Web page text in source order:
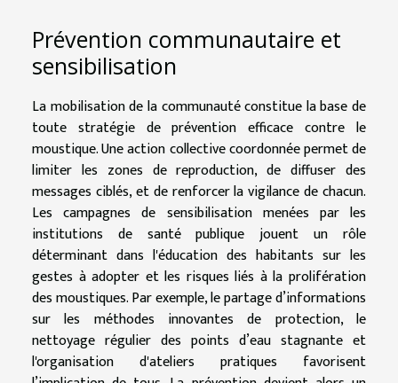
Prévention communautaire et
sensibilisation
La mobilisation de la communauté constitue la base de
toute stratégie de prévention efficace contre le
moustique. Une action collective coordonnée permet de
limiter les zones de reproduction, de diffuser des
messages ciblés, et de renforcer la vigilance de chacun.
Les campagnes de sensibilisation menées par les
institutions de santé publique jouent un rôle
déterminant dans l'éducation des habitants sur les
gestes à adopter et les risques liés à la prolifération
des moustiques. Par exemple, le partage d’informations
sur les méthodes innovantes de protection, le
nettoyage régulier des points d’eau stagnante et
l'organisation d'ateliers pratiques favorisent